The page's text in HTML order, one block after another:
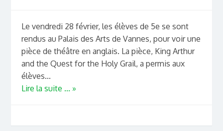
Le vendredi 28 février, les élèves de 5e se sont
rendus au Palais des Arts de Vannes, pour voir une
pièce de théâtre en anglais. La pièce, King Arthur
and the Quest for the Holy Grail, a permis aux
élèves...
Lire la suite ... »